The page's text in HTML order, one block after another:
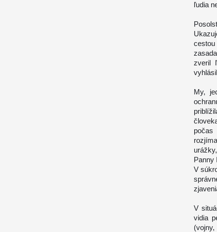
ľudia
zveril
My,
počas
Panny
V
V
vidia